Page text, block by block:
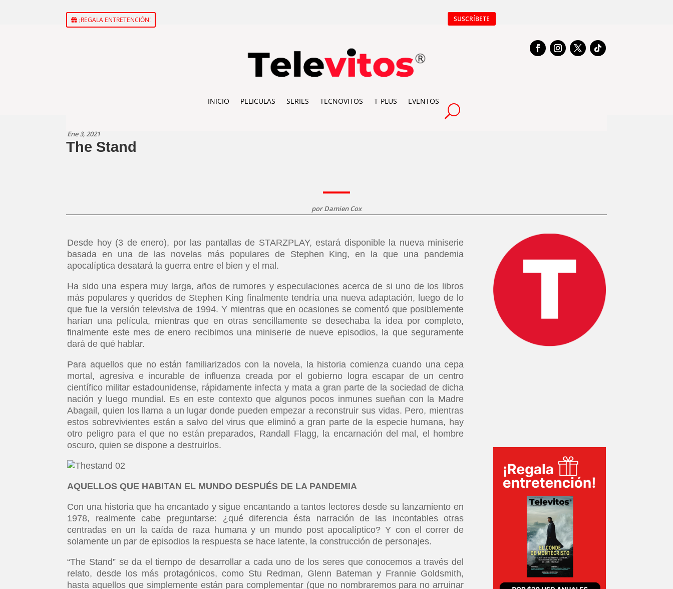
¡REGALA ENTRETENCIÓN! SUSCRÍBETE
INICIO PELICULAS SERIES TECNOVITOS T-PLUS EVENTOS
Ene 3, 2021
The Stand
porDamien Cox
Desde hoy (3 de enero), por las pantallas de STARZPLAY, estará disponible la nueva miniserie
basada en una de las novelas más populares de Stephen King, en la que una pandemia
apocalíptica desatará la guerra entre el bien y el mal.
Ha sido una espera muy larga, años de rumores y especulaciones acerca de si uno de los libros
más populares y queridos de Stephen King finalmente tendría una nueva adaptación, luego de lo
que fue la versión televisiva de 1994. Y mientras que en ocasiones se comentó que posiblemente
harían una película, mientras que en otras sencillamente se desechaba la idea por completo,
finalmente este mes de enero recibimos una miniserie de nueve episodios, la que seguramente
dará de qué hablar.
Para aquellos que no están familiarizados con la novela, la historia comienza cuando una cepa
mortal, agresiva e incurable de influenza creada por el gobierno logra escapar de un centro
científico militar estadounidense, rápidamente infecta y mata a gran parte de la sociedad de dicha
nación y luego mundial. Es en este contexto que algunos pocos inmunes sueñan con la Madre
Abagail, quien los llama a un lugar donde pueden empezar a reconstruir sus vidas. Pero, mientras
estos sobrevivientes están a salvo del virus que eliminó a gran parte de la especie humana, hay
otro peligro para el que no están preparados, Randall Flagg, la encarnación del mal, el hombre
oscuro, quien se dispone a destruirlos.
AQUELLOS QUE HABITAN EL MUNDO DESPUÉS DE LA PANDEMIA
Con una historia que ha encantado y sigue encantando a tantos lectores desde su lanzamiento en
1978, realmente cabe preguntarse: ¿qué diferencia ésta narración de las incontables otras
centradas en un la caída de raza humana y un mundo post apocalíptico? Y con el correr de
solamente un par de episodios la respuesta se hace latente, la construcción de personajes.
“The Stand” se da el tiempo de desarrollar a cada uno de los seres que conocemos a través del
relato, desde los más protagónicos, como Stu Redman, Glenn Bateman y Frannie Goldsmith,
hasta aquellos que simplemente están para complementar (que no nombraremos para no arruinar